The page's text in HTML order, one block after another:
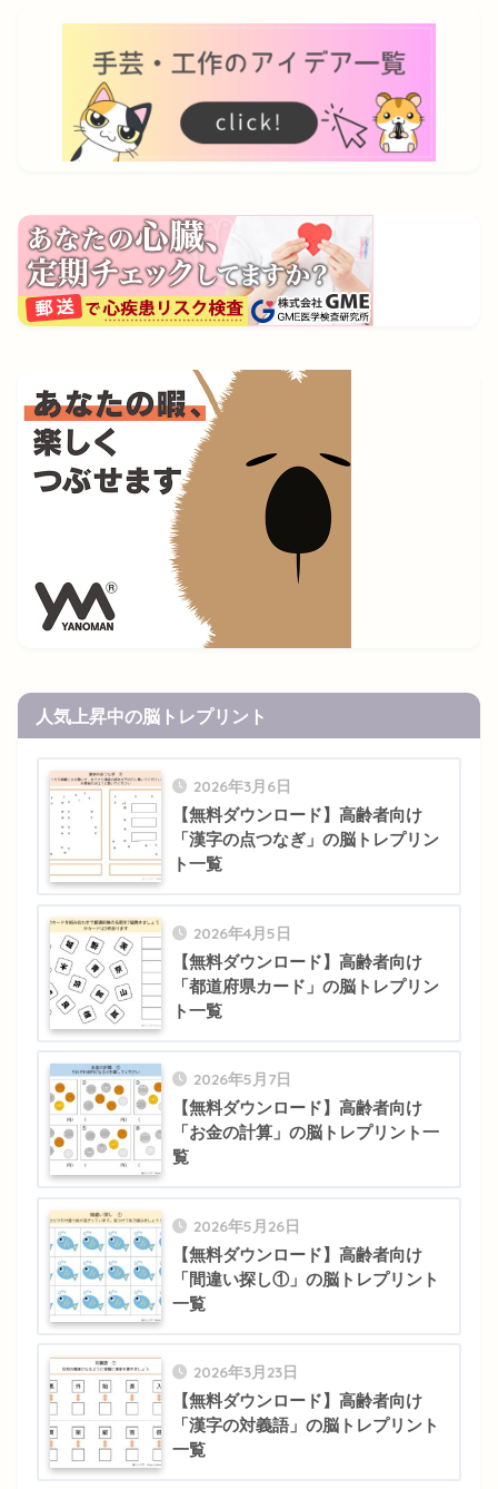
人気上昇中の脳トレプリント
2026年3月6日
【無料ダウンロード】高齢者向け
「漢字の点つなぎ」の脳トレプリン
ト一覧
2026年4月5日
【無料ダウンロード】高齢者向け
「都道府県カード」の脳トレプリン
ト一覧
2026年5月7日
【無料ダウンロード】高齢者向け
「お金の計算」の脳トレプリント一
覧
2026年5月26日
【無料ダウンロード】高齢者向け
「間違い探し①」の脳トレプリント
一覧
2026年3月23日
【無料ダウンロード】高齢者向け
「漢字の対義語」の脳トレプリント
一覧